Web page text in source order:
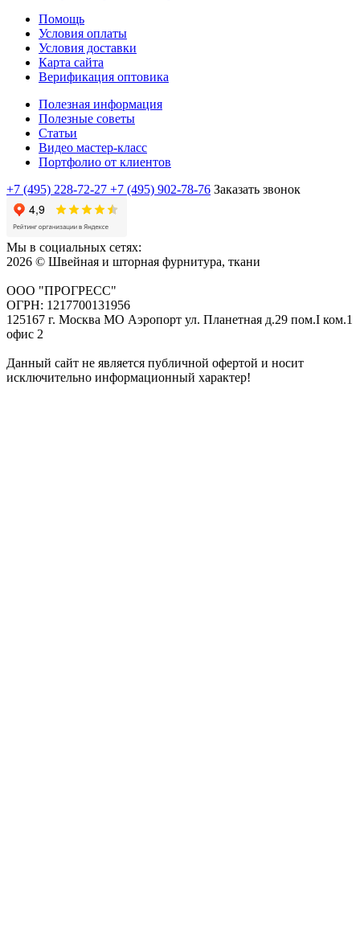
Помощь
Условия оплаты
Условия доставки
Карта сайта
Верификация оптовика
Полезная информация
Полезные советы
Статьи
Видео мастер-класс
Портфолио от клиентов
+7 (495) 228-72-27 +7 (495) 902-78-76 Заказать звонок
Мы в социальных сетях:
2026 © Швейная и шторная фурнитура, ткани
ООО "ПРОГРЕСС"
ОГРН: 1217700131956
125167 г. Москва МО Аэропорт ул. Планетная д.29 пом.I ком.1
офис 2
Данный сайт не является публичной офертой и носит
исключительно информационный характер!